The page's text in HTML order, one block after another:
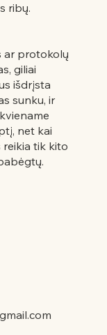
ribų.
ar protokolų
giliai
išdrįsta
sunku, ir
net kai
reikia tik kito